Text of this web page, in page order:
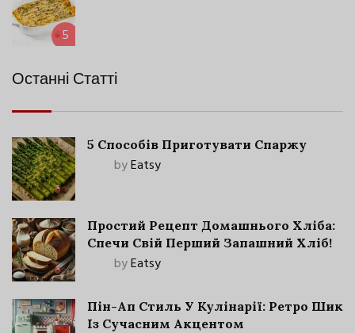
5
Останні Статті
5 Способів Приготувати Спаржу
byEatsy
Простий Рецепт Домашнього Хліба:
Спечи Свій Перший Запашний Хліб!
byEatsy
Пін-Ап Стиль У Кулінарії: Ретро Шик
Із Сучасним Акцентом